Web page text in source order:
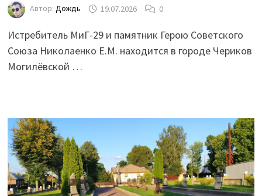
Автор: Дождь 19.07.2026 0
Истребитель МиГ-29 и памятник Герою Советского
Союза Николаенко Е.М. находится в городе Чериков
Могилёвской …